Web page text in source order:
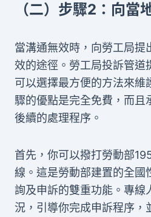
（二）步驟2：向當
當溝通無效時，向勞工局提
效的途徑。勞工局投訴管道
可以選擇最方便的方法來維
驟的優點是完全免費，而且
後續的處理程序。
首先，你可以撥打勞動部
線。這是勞動部建置的全國
詢及申訴的雙重功能。專線
況，引導你完成申訴程序，